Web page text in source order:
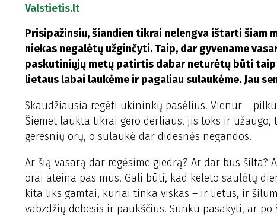
Valstietis.lt
Prisipažinsiu, šiandien tikrai nelengva ištarti šiam
niekas negalėtų užginčyti. Taip, dar gyvename
paskutiniųjų metų patirtis dabar neturėtų būti taip
lietaus labai laukėme ir pagaliau sulaukėme. Jau
Skaudžiausia regėti ūkininkų pasėlius. Vienur –
Šiemet laukta tikrai gero derliaus, jis toks ir
geresnių orų, o sulaukė dar didesnės negandos.
Ar šią vasarą dar regėsime giedrą? Ar dar bus
orai ateina pas mus. Gali būti, kad keleto saulėtų
kita liks gamtai, kuriai tinka viskas – ir lietus, ir
vabzdžių debesis ir paukščius. Sunku pasakyti, ar